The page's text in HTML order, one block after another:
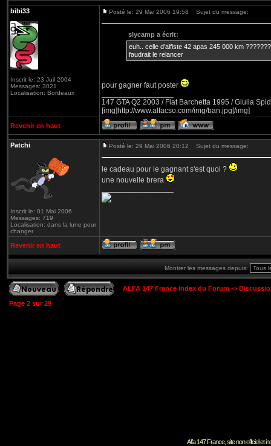
bibi33
Inscrit le: 23 Juil 2004
Messages: 3021
Localisation: Bordeaux
Posté le: 29 Mai 2006 19:58 Sujet du message:
slycamp a écrit:
euh.. celle d'alfiste 42 apas 245 000 km
faudrait le relancer
pour gagner faut poster
147 GTA Q2 2003 / Fiat Barchetta 1995 / Giulia
[img]http://www.alfacso.com/img/ban.jpg[/img]
Revenir en haut
Patchi
Inscrit le: 01 Mai 2006
Messages: 719
Localisation: dans la lune pour
changer
Posté le: 29 Mai 2006 20:12 Sujet du message:
le cadeau pour le gagnant s'est quoi ?
une nouvelle brera
Revenir en haut
Montrer les messages depuis:
ALFA 147 France Index du Forum ->
Page 2 sur29
Alfa 147 France, site non offciel et